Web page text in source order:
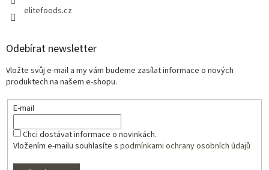
elitefoods.cz
Odebírat newsletter
Vložte svůj e-mail a my vám budeme zasílat informace o nových
produktech na našem e-shopu.
E-mail
Chci dostávat informace o novinkách.
Vložením e-mailu souhlasíte s podmínkami ochrany osobních údajů